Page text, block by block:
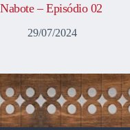
Nabote – Episódio 02
29/07/2024